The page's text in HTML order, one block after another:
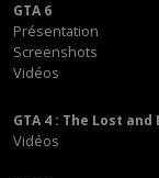
GTA 6
Présentation
Screenshots
Vidéos
GTA 4 : The Lost and
Vidéos